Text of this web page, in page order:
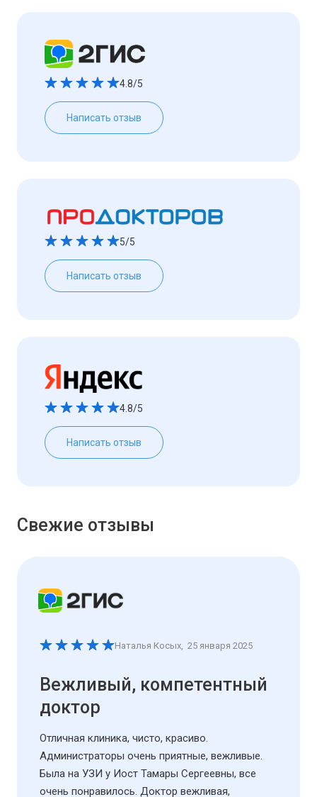
4.8/5
Написать отзыв
5/5
Написать отзыв
4.8/5
Написать отзыв
Свежие отзывы
Наталья Косых, 25 января 2025
Вежливый, компетентный
доктор
Отличная клиника, чисто, красиво.
Администраторы очень приятные, вежливые.
Была на УЗИ у Иост Тамары Сергеевны, все
очень понравилось. Доктор вежливая,